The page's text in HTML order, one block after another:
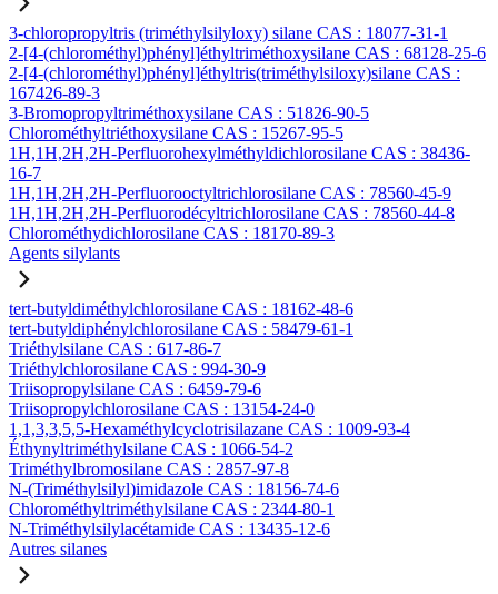
3-chloropropyltris (triméthylsilyloxy) silane CAS : 18077-31-1
2-[4-(chlorométhyl)phényl]éthyltriméthoxysilane CAS : 68128-25-6
2-[4-(chlorométhyl)phényl]éthyltris(triméthylsiloxy)silane CAS :
167426-89-3
3-Bromopropyltriméthoxysilane CAS : 51826-90-5
Chlorométhyltriéthoxysilane CAS : 15267-95-5
1H,1H,2H,2H-Perfluorohexylméthyldichlorosilane CAS : 38436-
16-7
1H,1H,2H,2H-Perfluorooctyltrichlorosilane CAS : 78560-45-9
1H,1H,2H,2H-Perfluorodécyltrichlorosilane CAS : 78560-44-8
Chlorométhydichlorosilane CAS : 18170-89-3
Agents silylants
tert-butyldiméthylchlorosilane CAS : 18162-48-6
tert-butyldiphénylchlorosilane CAS : 58479-61-1
Triéthylsilane CAS : 617-86-7
Triéthylchlorosilane CAS : 994-30-9
Triisopropylsilane CAS : 6459-79-6
Triisopropylchlorosilane CAS : 13154-24-0
1,1,3,3,5,5-Hexaméthylcyclotrisilazane CAS : 1009-93-4
Éthynyltriméthylsilane CAS : 1066-54-2
Triméthylbromosilane CAS : 2857-97-8
N-(Triméthylsilyl)imidazole CAS : 18156-74-6
Chlorométhyltriméthylsilane CAS : 2344-80-1
N-Triméthylsilylacétamide CAS : 13435-12-6
Autres silanes